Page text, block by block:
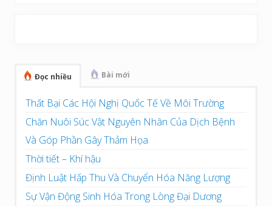
Đọc nhiều Bài mới
Thất Bại Các Hội Nghị Quốc Tế Về Môi Trường
Chăn Nuôi Súc Vật Nguyên Nhân Của Dịch Bệnh
Và Góp Phần Gây Thảm Họa
Thời tiết – Khí hậu
Định Luật Hấp Thu Và Chuyển Hóa Năng Lượng
Sự Vận Động Sinh Hóa Trong Lòng Đại Dương